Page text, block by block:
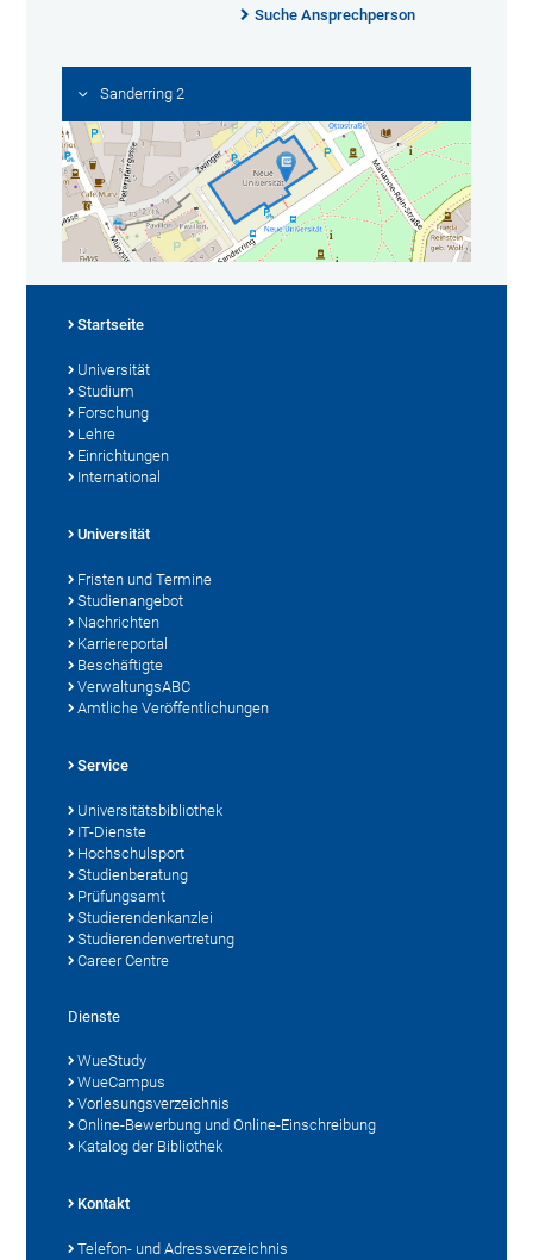
Suche Ansprechperson
Sanderring 2
Startseite
Universität
Studium
Forschung
Lehre
Einrichtungen
International
Universität
Fristen und Termine
Studienangebot
Nachrichten
Karriereportal
Beschäftigte
VerwaltungsABC
Amtliche Veröffentlichungen
Service
Universitätsbibliothek
IT-Dienste
Hochschulsport
Studienberatung
Prüfungsamt
Studierendenkanzlei
Studierendenvertretung
Career Centre
Dienste
WueStudy
WueCampus
Vorlesungsverzeichnis
Online-Bewerbung und Online-Einschreibung
Katalog der Bibliothek
Kontakt
Telefon- und Adressverzeichnis